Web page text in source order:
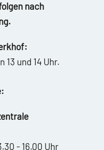
nach
und 14 Uhr.
- 16.00 Uhr